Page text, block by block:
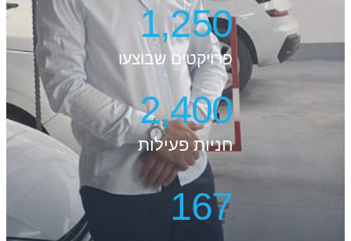
פרויקטים שבוצעו
1,250
חניות פעילות
2,400
167